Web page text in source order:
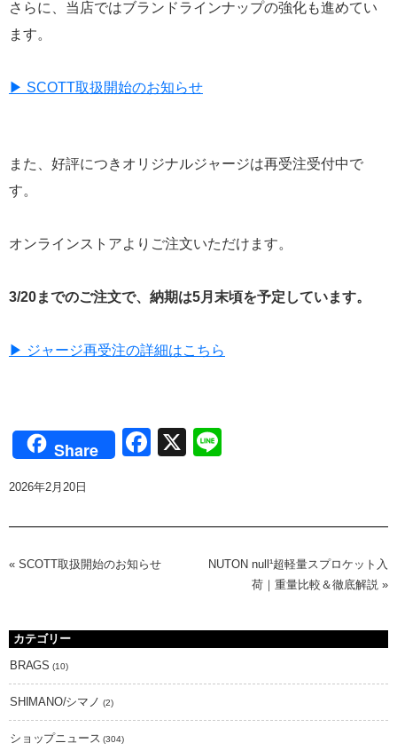
さらに、当店ではブランドラインナップの強化も進めてい
ます。
▶ SCOTT取扱開始のお知らせ
また、好評につきオリジナルジャージは再受注受付中で
す。
オンラインストアよりご注文いただけます。
3/20までのご注文で、納期は5月末頃を予定しています。
▶ ジャージ再受注の詳細はこちら
Share Facebook
X
2026年2月20日
« SCOTT取扱開始のお知らせ
NUTON null¹超軽量スプロケット入
荷｜重量比較＆徹底解説 »
カテゴリー
BRAGS (10)
SHIMANO/シマノ (2)
ショップニュース (304)